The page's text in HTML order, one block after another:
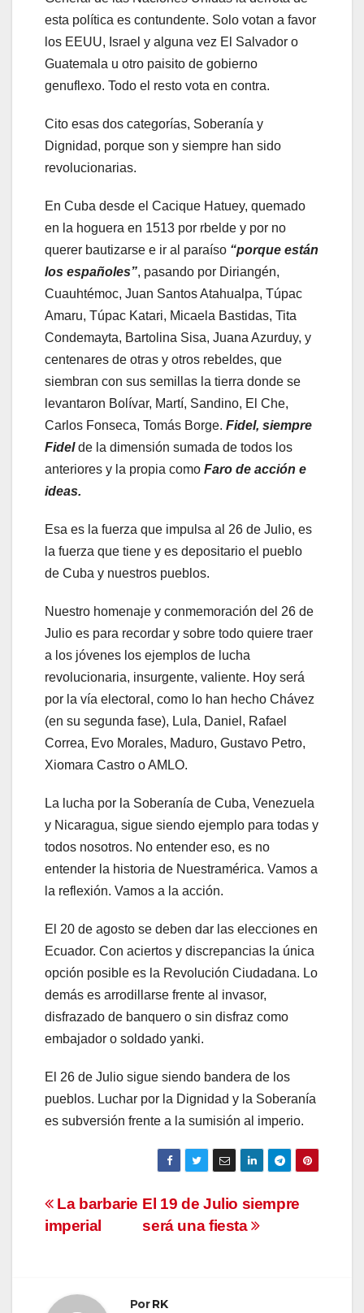
esta política es contundente. Solo votan a favor
los EEUU, Israel y alguna vez El Salvador o
Guatemala u otro paisito de gobierno
genuflexo. Todo el resto vota en contra.
Cito esas dos categorías, Soberanía y
Dignidad, porque son y siempre han sido
revolucionarias.
En Cuba desde el Cacique Hatuey, quemado
en la hoguera en 1513 por rbelde y por no
querer bautizarse e ir al paraíso “porque están
los españoles”, pasando por Diriangén,
Cuauhtémoc, Juan Santos Atahualpa, Túpac
Amaru, Túpac Katari, Micaela Bastidas, Tita
Condemayta, Bartolina Sisa, Juana Azurduy, y
centenares de otras y otros rebeldes, que
siembran con sus semillas la tierra donde se
levantaron Bolívar, Martí, Sandino, El Che,
Carlos Fonseca, Tomás Borge. Fidel, siempre
Fidelde la dimensión sumada de todos los
anteriores y la propia como Faro de acción e
ideas.
Esa es la fuerza que impulsa al 26 de Julio, es
la fuerza que tiene y es depositario el pueblo
de Cuba y nuestros pueblos.
Nuestro homenaje y conmemoración del 26 de
Julio es para recordar y sobre todo quiere traer
a los jóvenes los ejemplos de lucha
revolucionaria, insurgente, valiente. Hoy será
por la vía electoral, como lo han hecho Chávez
(en su segunda fase), Lula, Daniel, Rafael
Correa, Evo Morales, Maduro, Gustavo Petro,
Xiomara Castro o AMLO.
La lucha por la Soberanía de Cuba, Venezuela
y Nicaragua, sigue siendo ejemplo para todas y
todos nosotros. No entender eso, es no
entender la historia de Nuestramérica. Vamos a
la reflexión. Vamos a la acción.
El 20 de agosto se deben dar las elecciones en
Ecuador. Con aciertos y discrepancias la única
opción posible es la Revolución Ciudadana. Lo
demás es arrodillarse frente al invasor,
disfrazado de banquero o sin disfraz como
embajador o soldado yanki.
El 26 de Julio sigue siendo bandera de los
pueblos. Luchar por la Dignidad y la Soberanía
es subversión frente a la sumisión al imperio.
Navegación
de
El 19 de Julio siempre
será una fiesta
La barbarie
imperial
PorRK